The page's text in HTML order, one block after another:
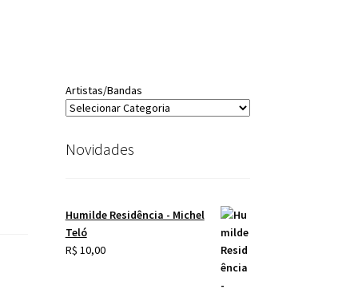
Artistas/Bandas
Novidades
Humilde Residência - Michel
Teló
R$ 10,00